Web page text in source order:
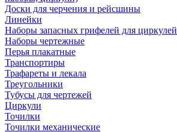
Доски для черчения и рейсшины
Линейки
Наборы запасных грифелей для циркулей
Наборы чертежные
Перья плакатные
Транспортиры
Трафареты и лекала
Треугольники
Тубусы для чертежей
Циркули
Точилки
Точилки механические